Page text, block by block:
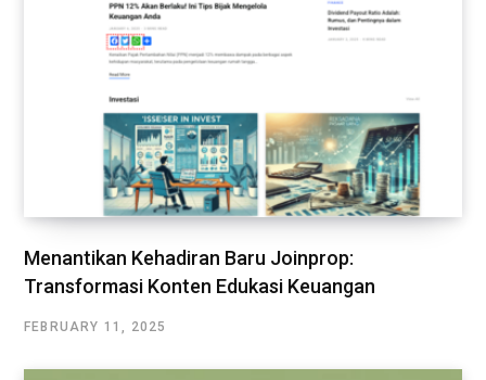
Menantikan Kehadiran Baru Joinprop:
Transformasi Konten Edukasi Keuangan
FEBRUARY 11, 2025